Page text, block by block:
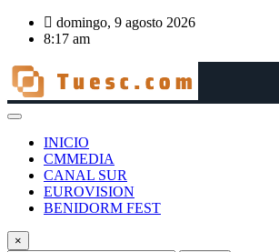
Saltar
domingo, 9 agosto 2026
8:17 am
INICIO
CMMEDIA
CANAL SUR
EUROVISION
BENIDORM FEST
×